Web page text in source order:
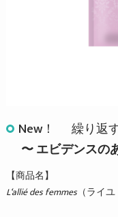
New！ 繰り返す
〜 エビデンスの
【商品名】
L‘allié des femmes（ライユ